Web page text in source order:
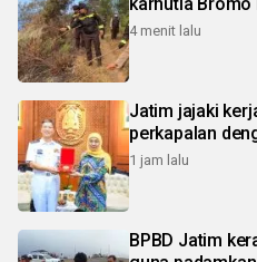
4 menit lalu
Jatim jajaki
perkapalan
1 jam lalu
BPBD Jatim